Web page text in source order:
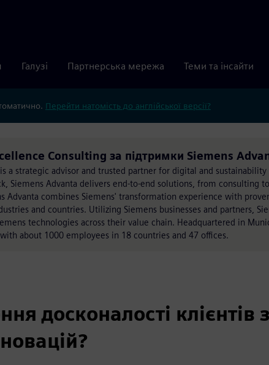
Галузі Партнерська мережа Теми та інсайти
Перейти натомість до англійської версії?
Consulting за підтримки Siemens
a strategic advisor and trusted partner for digital and
Siemens Advanta delivers end-to-end solutions, from consulting
Advanta combines Siemens' transformation experience with
and countries. Utilizing Siemens businesses and partners,
technologies across their value chain. Headquartered in
about 1000 employees in 18 countries and 47 offices.
досконалості клієнтів